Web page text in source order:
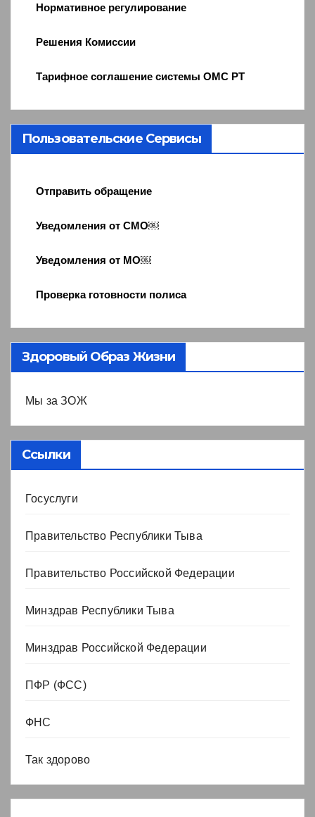
Нормативное регулирование
Решения Комиссии
Тарифное соглашение системы ОМС РТ
Пользовательские Сервисы
Отправить обращение
Уведомления от СМО￼
Уведомления от МО￼
Проверка готовности полиса
Здоровый Образ Жизни
Мы за ЗОЖ
Ссылки
Госуслуги
Правительство Республики Тыва
Правительство Российской Федерации
Минздрав Республики Тыва
Минздрав Российской Федерации
ПФР (ФСС)
ФНС
Так здорово